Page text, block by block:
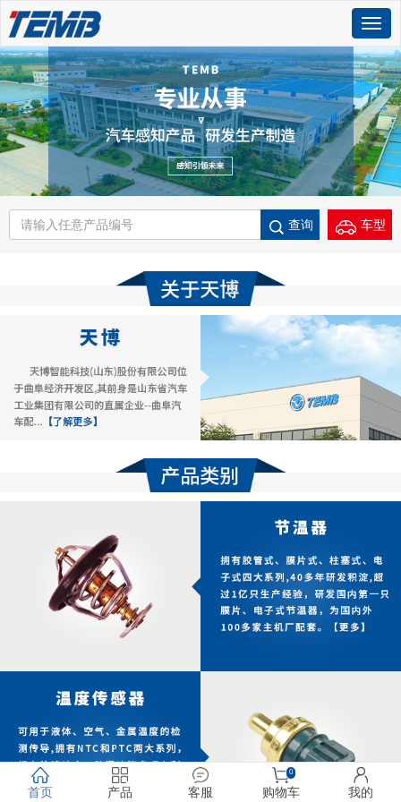
查询 车型
首页 产品 客服
0
购物车 我的